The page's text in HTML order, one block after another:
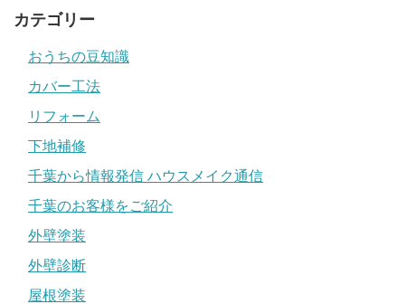
カテゴリー
おうちの豆知識
カバー工法
リフォーム
下地補修
千葉から情報発信 ハウスメイク通信
千葉のお客様をご紹介
外壁塗装
外壁診断
屋根塗装